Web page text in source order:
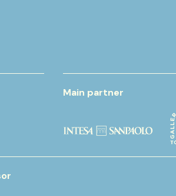
Main partner